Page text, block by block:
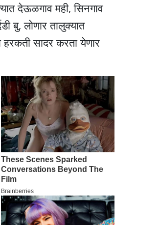
देऊळगाव मही, सिनगाव
बु, लाेणार तालुक्यात
सादर करता येणार